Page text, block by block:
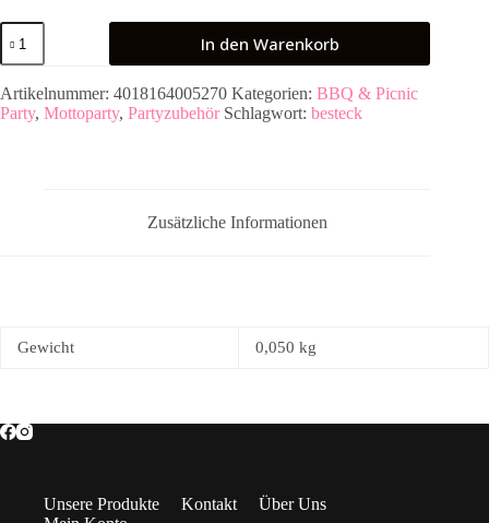
Heku
Holz-
Löffel,
Länge
15,7
cm,
In den Warenkorb
Artikelnummer: 4018164005270 Kategorien: BBQ & Picnic
Party, Mottoparty, Partyzubehör Schlagwort: besteck
Zusätzliche Informationen
Gewicht 0,050 kg
Unsere Produkte Kontakt
Über Uns